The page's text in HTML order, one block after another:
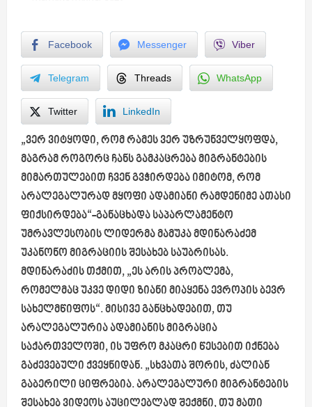
Facebook Messenger Viber
Telegram Threads WhatsApp
Twitter LinkedIn
„ვერ ვიტყოდი, რომ რამეს ვერ უზრუნველყოფდა,
მაგრამ როგორც ჩანს გამკაცრება მიგრანტების
მიმართულებით ჩვენ გვჭირდება იმიტომ, რომ
არალეგალურად მყოფი ადამიანი რამდენიმე ათასი
ფიქსირდება“-განაცხადა საპარლამენტო
უმრავლესობის ლიდერმა მამუკა მდინარაძემ
უკანონო მიგრაციის შესახებ საუბრისას.
მდინარაძის თქმით, „ეს არის პრობლემა,
რომელმაც უკვე დიდი ზიანი მიაყენა ევროპის ბევრ
სახელმწიფოს“. მისივე განცხადებით, თუ
არალეგალურია ადამიანის მიგრაცია
საქართველოში, ის უფრო მკაცრი წესებით იქნება
გაძევებული ქვეყნიდან. „სხვათა შორის, ძალიან
გაბერილი ციფრებია. არალეგალური მიგრანტების
შესახებ ვიდეოს აუცილებლად შექმნი, თუ მათი